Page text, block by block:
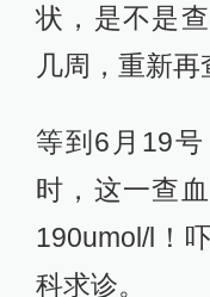
状，是不是
几周，重新再
等到6月19
时，这一查
190umol/l！
科求诊。